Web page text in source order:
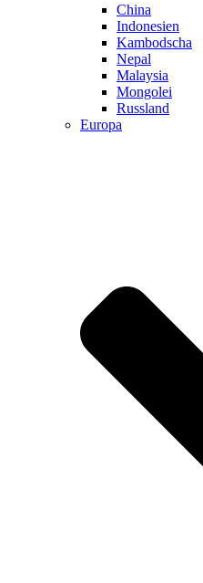
China
Indonesien
Kambodscha
Nepal
Malaysia
Mongolei
Russland
Europa